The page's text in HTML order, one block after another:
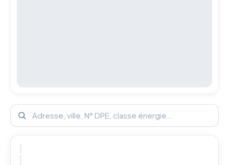
Rechercher un diagnostic